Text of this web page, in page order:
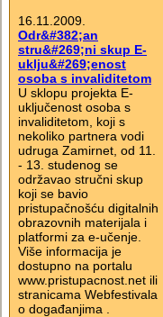
16.11.2009.
Odr&#382;an
stru&#269;ni skup E-
uklju&#269;enost
osoba s invaliditetom
U sklopu projekta E-
uključenost osoba s
invaliditetom, koji s
nekoliko partnera vodi
udruga Zamirnet, od 11.
- 13. studenog se
održavao stručni skup
koji se bavio
pristupačnošću digitalnih
obrazovnih materijala i
platformi za e-učenje.
Više informacija je
dostupno na portalu
www.pristupacnost.net ili
stranicama Webfestivala
o događanjima .